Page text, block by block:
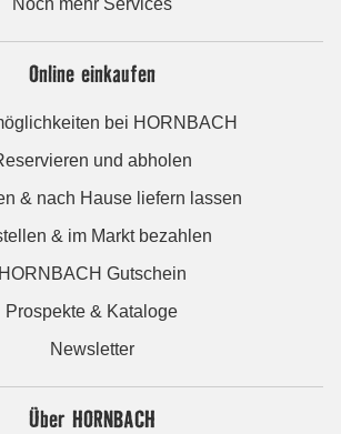
Noch mehr Services
Online einkaufen
bei HORNBACH
und abholen
& nach Hause liefern lassen
& im Markt bezahlen
HORNBACH Gutschein
Prospekte & Kataloge
Newsletter
Über HORNBACH